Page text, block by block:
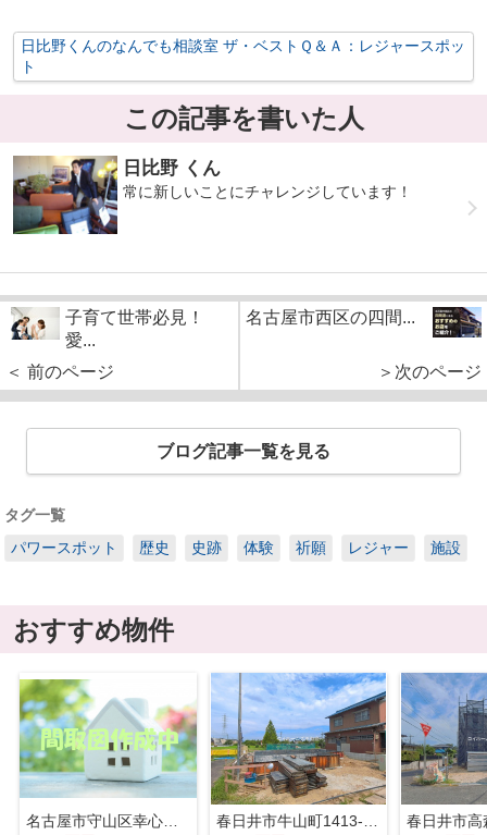
日比野くんのなんでも相談室 ザ・ベストＱ＆Ａ：レジャースポッ
ト
この記事を書いた人
日比野 くん
常に新しいことにチャレンジしています！
子育て世帯必見！
愛...
＜ 前のページ
名古屋市西区の四間...
＞次のページ
ブログ記事一覧を見る
タグ一覧
パワースポット
歴史 史跡 体験 祈願 レジャー 施設
おすすめ物件
名古屋市守山区幸心２丁目435『仲介料無料』新築戸建て